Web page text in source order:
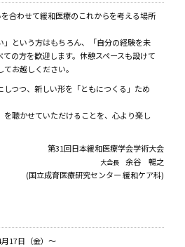
合わせて緩和医療のこれからを考える場所
」という方はもちろん、「自分の経験を未
の方を歓迎します。休憩スペースも設けて
お越しください。
しつつ、新しい形を「ともにつくる」ため
聴かせていただけることを、心より楽し
第31回日本緩和医療学会学術大会
大会長 余谷 暢之
(国立成育医療研究センター 緩和ケア科)
月17日（金）～